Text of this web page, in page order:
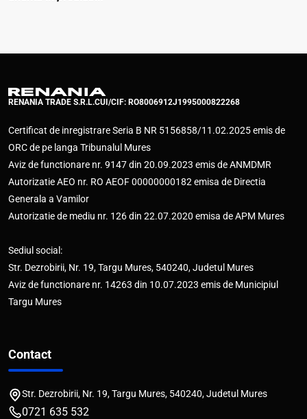
RENANIA TRADE S.R.L.CUI/CIF: RO8006912J1995000822268
Certificat de inregistrare Seria B NR 5156858/11.02.2025 emis de
ORC de pe langa Tribunalul Mures
Aviz de functionare nr. 9147 din 20.09.2023 emis de ANMDMR
Autorizatie AEO nr. RO AEOF 00000000182 emisa de Directia
Generala a Vamilor
Autorizatie de mediu nr. 126 din 22.07.2020 emisa de APM Mures
Sediul social:
Str. Dezrobirii, Nr. 19, Targu Mures, 540240, Judetul Mures
Aviz de functionare nr. 14263 din 10.07.2023 emis de Municipiul
Targu Mures
Contact
Str. Dezrobirii, Nr. 19, Targu Mures, 540240, Judetul Mures
0721 635 532